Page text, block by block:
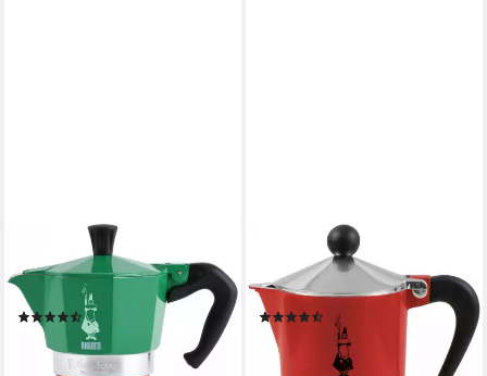
Espressokocher, 0,13l
Kaffeekanne, 3 Tassen
(7)
ab 33,17 € 46,90 €
Espressokocher, 0,06l
Kaffeekanne, Aluminium
(28)
ab 21,37 € UVP 27,90 €
-23%